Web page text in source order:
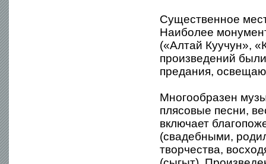
Существенное
Наиболее
(«Алтай Куучун»,
произведений
предания,
Многообразен
плясовые песни,
включает
(свадебными,
творчества,